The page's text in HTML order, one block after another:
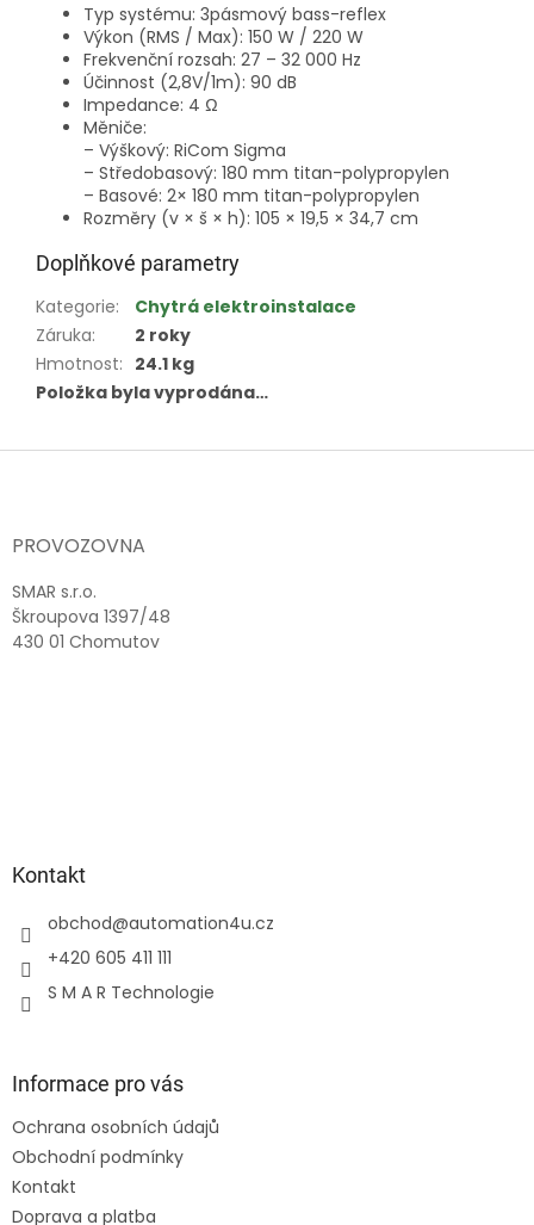
Typ systému: 3pásmový bass-reflex
Výkon (RMS / Max): 150 W / 220 W
Frekvenční rozsah: 27 – 32 000 Hz
Účinnost (2,8V/1m): 90 dB
Impedance: 4 Ω
Měniče:
– Výškový: RiCom Sigma
– Středobasový: 180 mm titan-polypropylen
– Basové: 2× 180 mm titan-polypropylen
Rozměry (v × š × h): 105 × 19,5 × 34,7 cm
Doplňkové parametry
Kategorie:
Chytrá elektroinstalace
Záruka:
2 roky
Hmotnost: 24.1 kg
Položka byla vyprodána…
PROVOZOVNA
SMAR s.r.o.
Škroupova 1397/48
430 01 Chomutov
Kontakt
obchod@automation4u.cz
+420 605 411 111
S M A R Technologie
Informace pro vás
Ochrana osobních údajů
Obchodní podmínky
Kontakt
Doprava a platba